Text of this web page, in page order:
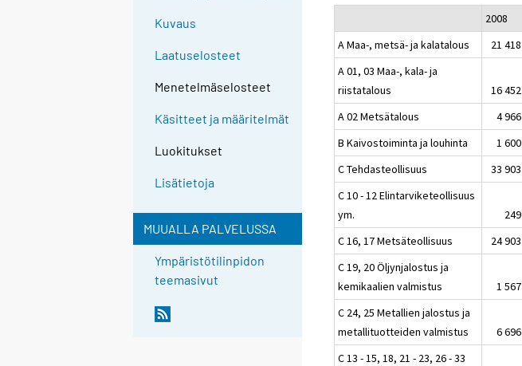
Kuvaus
Laatuselosteet
Menetelmäselosteet
Käsitteet ja määritelmät
Luokitukset
Lisätietoja
MUUALLA PALVELUSSA
Ympäristötilinpidon
teemasivut
2008
A Maa-, metsä- ja kalatalous
21 418
A 01, 03 Maa-, kala- ja
riistatalous
16 452
A 02 Metsätalous
4 966
B Kaivostoiminta ja louhinta
1 600
C Tehdasteollisuus
33 903
C 10 - 12 Elintarviketeollisuus
ym.
249
C 16, 17 Metsäteollisuus
24 903
C 19, 20 Öljynjalostus ja
kemikaalien valmistus
1 567
C 24, 25 Metallien jalostus ja
metallituotteiden valmistus
6 696
C 13 - 15, 18, 21 - 23, 26 - 33